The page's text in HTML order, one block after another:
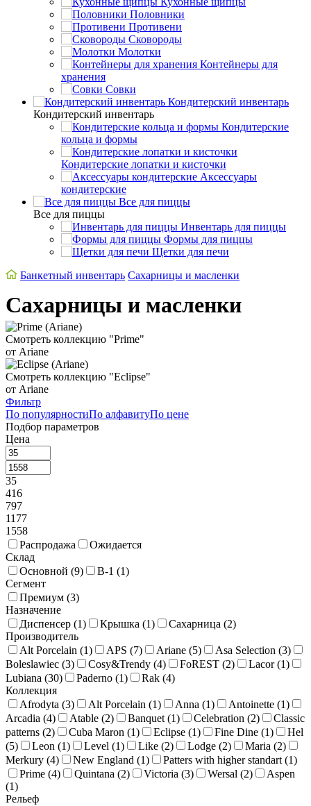
Половники
Противени
Сковороды
Молотки
Контейнеры для
хранения
Совки
Кондитерский инвентарь
Кондитерский инвентарь
Кондитерские
кольца и формы
Кондитерские лопатки и кисточки
Аксессуары
кондитерские
Все для пиццы
Все для пиццы
Инвентарь для пиццы
Формы для пиццы
Щетки для печи
Банкетный инвентарь Сахарницы и масленки
Сахарницы и масленки
Смотреть коллекцию "Prime"
от Ariane
Смотреть коллекцию "Eclipse"
от Ariane
Фильтр
По популярностиПо алфавитуПо цене
Подбор параметров
Цена
35
416
797
1177
1558
Распродажа
Ожидается
Склад
Основной (9) В-1 (1)
Сегмент
Премиум (3)
Назначение
Диспенсер (1) Крышка (1) Сахарница (2)
Производитель
Alt Porcelain (1) APS (7) Ariane (5) Asa Selection (3)
Boleslawiec (3) Cosy&Trendy (4) FoREST (2) Lacor (1)
Lubiana (30) Paderno (1) Rak (4)
Коллекция
Afrodyta (3) Alt Porcelain (1) Anna (1) Antoinette (1)
Arcadia (4) Atable (2) Banquet (1) Celebration (2)
Classic
patterns (2) Cuba Maron (1) Eclipse (1) Fine Dine (1)
Hel
(5) Leon (1) Level (1) Like (2) Lodge (2) Maria (2)
Merkury (4) New England (1) Patters with higher standart (1)
Prime (4) Quintana (2) Victoria (3) Wersal (2)
Aspen
(1)
Рельеф